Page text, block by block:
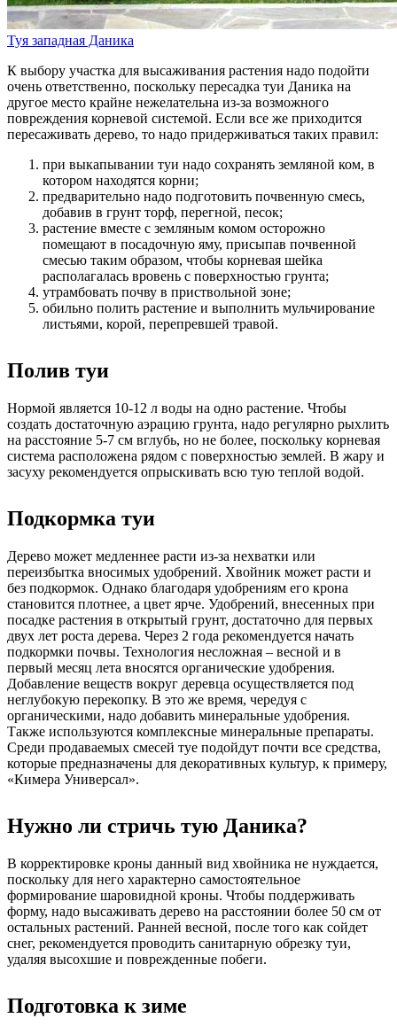
Туя западная Даника
К выбору участка для высаживания растения надо подойти
очень ответственно, поскольку пересадка туи Даника на
другое место крайне нежелательна из-за возможного
повреждения корневой системой. Если все же приходится
пересаживать дерево, то надо придерживаться таких правил:
при выкапывании туи надо сохранять земляной ком, в
котором находятся корни;
предварительно надо подготовить почвенную смесь,
добавив в грунт торф, перегной, песок;
растение вместе с земляным комом осторожно
помещают в посадочную яму, присыпав почвенной
смесью таким образом, чтобы корневая шейка
располагалась вровень с поверхностью грунта;
утрамбовать почву в приствольной зоне;
обильно полить растение и выполнить мульчирование
листьями, корой, перепревшей травой.
Полив туи
Нормой является 10-12 л воды на одно растение. Чтобы
создать достаточную аэрацию грунта, надо регулярно рыхлить
на расстояние 5-7 см вглубь, но не более, поскольку корневая
система расположена рядом с поверхностью землей. В жару и
засуху рекомендуется опрыскивать всю тую теплой водой.
Подкормка туи
Дерево может медленнее расти из-за нехватки или
переизбытка вносимых удобрений. Хвойник может расти и
без подкормок. Однако благодаря удобрениям его крона
становится плотнее, а цвет ярче. Удобрений, внесенных при
посадке растения в открытый грунт, достаточно для первых
двух лет роста дерева. Через 2 года рекомендуется начать
подкормки почвы. Технология несложная – весной и в
первый месяц лета вносятся органические удобрения.
Добавление веществ вокруг деревца осуществляется под
неглубокую перекопку. В это же время, чередуя с
органическими, надо добавить минеральные удобрения.
Также используются комплексные минеральные препараты.
Среди продаваемых смесей туе подойдут почти все средства,
которые предназначены для декоративных культур, к примеру,
«Кимера Универсал».
Нужно ли стричь тую Даника?
В корректировке кроны данный вид хвойника не нуждается,
поскольку для него характерно самостоятельное
формирование шаровидной кроны. Чтобы поддерживать
форму, надо высаживать дерево на расстоянии более 50 см от
остальных растений. Ранней весной, после того как сойдет
снег, рекомендуется проводить санитарную обрезку туи,
удаляя высохшие и поврежденные побеги.
Подготовка к зиме